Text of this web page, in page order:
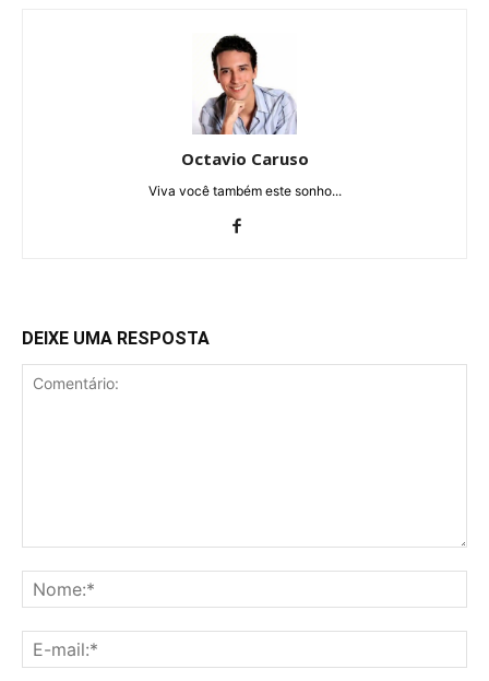
Octavio Caruso
Viva você também este sonho...
DEIXE UMA RESPOSTA